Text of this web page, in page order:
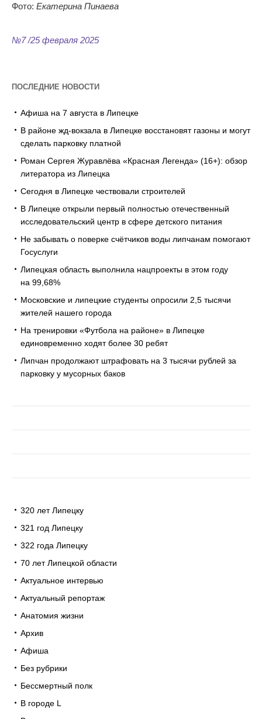
Фото: Екатерина Пинаева
№7 /25 февраля 2025
ПОСЛЕДНИЕ НОВОСТИ
Афиша на 7 августа в Липецке
В районе жд-вокзала в Липецке восстановят газоны и могут
сделать парковку платной
Роман Сергея Журавлёва «Красная Легенда» (16+): обзор
литератора из Липецка
Сегодня в Липецке чествовали строителей
В Липецке открыли первый полностью отечественный
исследовательский центр в сфере детского питания
Не забывать о поверке счётчиков воды липчанам помогают
Госуслуги
Липецкая область выполнила нацпроекты в этом году
на 99,68%
Московские и липецкие студенты опросили 2,5 тысячи
жителей нашего города
На тренировки «Футбола на районе» в Липецке
единовременно ходят более 30 ребят
Липчан продолжают штрафовать на 3 тысячи рублей за
парковку у мусорных баков
320 лет Липецку
321 год Липецку
322 года Липецку
70 лет Липецкой области
Актуальное интервью
Актуальный репортаж
Анатомия жизни
Архив
Афиша
Без рубрики
Бессмертный полк
В городе L